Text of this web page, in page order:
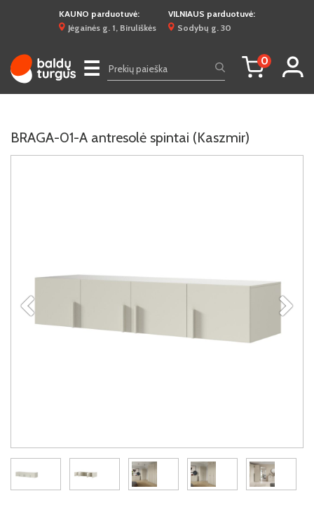
KAUNO parduotuvė:
Jėgainės g. 1, Biruliškės
VILNIAUS parduotuvė:
Sodybų g. 30
☰ 0
BRAGA-01-A antresolė spintai (Kaszmir)